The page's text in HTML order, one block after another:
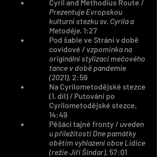
Cyril and Methodius Route /
Prezentuje Evropskou
kulturní stezku sv. Cyrila a
Metoděje, 1:27
​Pod šable ve Strání v době
covidové / vzpomínka na
originální stylizaci mečového
tance v době pandemie
(2021), 2:59
Na Cyrilometodějské stezce
(1. díl) / Putování po
Cyrilometodějské stezce,
14:49
Pěšáci tajné fronty / uveden
u příležitosti Dne památky
obětím vyhlazení obce Lidice
(režie Jiří Šindar), 57:01